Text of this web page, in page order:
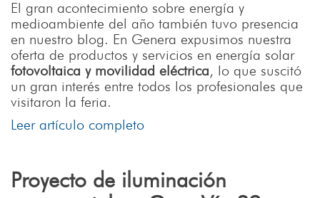
El gran acontecimiento sobre energía y
medioambiente del año también tuvo presencia
en nuestro blog. En Genera expusimos nuestra
oferta de productos y servicios en energía solar
fotovoltaica y movilidad eléctrica , lo que suscitó
un gran interés entre todos los profesionales que
visitaron la feria.
Leer artículo completo
Proyecto de iluminación